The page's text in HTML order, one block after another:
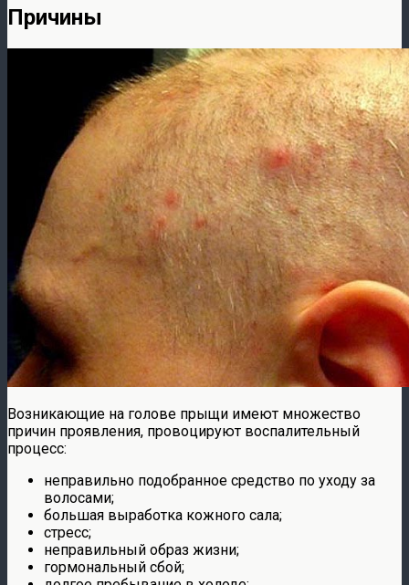
Причины
Возникающие на голове прыщи имеют множество
причин проявления, провоцируют воспалительный
процесс:
неправильно подобранное средство по уходу за
волосами;
большая выработка кожного сала;
стресс;
неправильный образ жизни;
гормональный сбой;